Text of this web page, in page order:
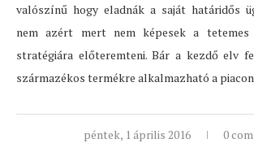
valószínű hogy eladnák a saját határidős
nem azért mert nem képesek a tetemes
stratégiára előteremteni. Bár a kezdő elv
származékos termékre alkalmazható a
péntek, 1 április 2016 0